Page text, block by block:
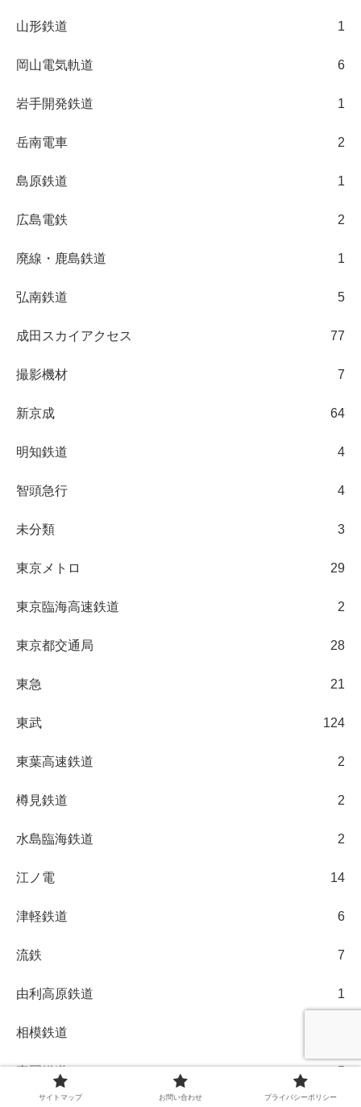
山形鉄道 1
岡山電気軌道 6
岩手開発鉄道 1
岳南電車 2
島原鉄道 1
広島電鉄 2
廃線・鹿島鉄道 1
弘南鉄道 5
成田スカイアクセス 77
撮影機材 7
新京成 64
明知鉄道 4
智頭急行 4
未分類 3
東京メトロ 29
東京臨海高速鉄道 2
東京都交通局 28
東急 21
東武 124
東葉高速鉄道 2
樽見鉄道 2
水島臨海鉄道 2
江ノ電 14
津軽鉄道 6
流鉄 7
由利高原鉄道 1
相模鉄道
真岡鐵道 5
サイトマップ お問い合わせ プライバシーポリシー